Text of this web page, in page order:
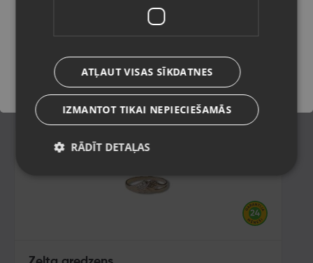
Stāvoklis Restaurēts (Garantija 24 mēneši)
189.00 €
8.59€/mēn.
Saglabāt
ATĻAUT VISAS SĪKDATNES
IZMANTOT TIKAI NEPIECIEŠAMĀS
RĀDĪT DETAĻAS